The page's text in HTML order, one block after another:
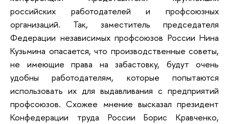
российских работодателей и профсоюзных
организаций. Так, заместитель председателя
Федерации независимых профсоюзов России Нина
Кузьмина опасается, что производственные советы,
не имеющие права на забастовку, будут очень
удобны работодателям, которые попытаются
использовать их для выдавливания с предприятий
профсоюзов. Схожее мнение высказал президент
Конфедерации труда России Борис Кравченко,